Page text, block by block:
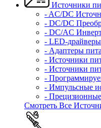
Источники
- AC/DC
- DC/DC
- DC/AC
- LED-драйверы
- Адаптеры
- Источники
- Источники
-
- Импульсные
-
Смотреть Все